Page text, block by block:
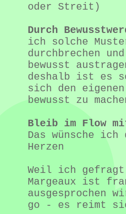
oder Streit)
Durch
ich solche
durchbrechen
bewusst
deshalb ist es
sich den
bewusst zu
Bleib im Flow
Das wünsche
Herzen
Weil ich
Margeaux ist
ausgesprochen
go - es reimt